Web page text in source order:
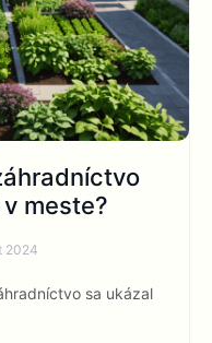
meste?
2024
sa ukázal